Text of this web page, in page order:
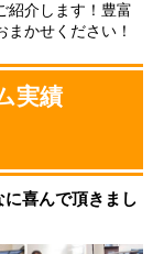
紹介します！豊富
かせください！
実績
喜んで頂きまし